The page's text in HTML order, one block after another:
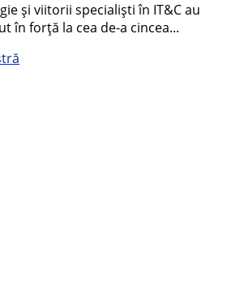
și viitorii specialiști în IT&C au
în forță la cea de-a cincea...